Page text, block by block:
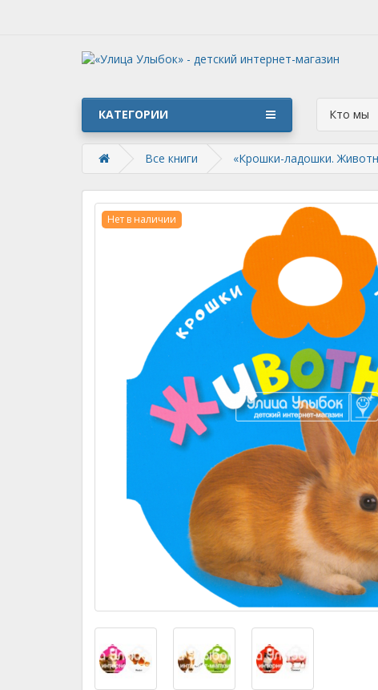
КАТЕГОРИИ Кто мы
Все книги «Крошки-ладошки.
Нет в наличии